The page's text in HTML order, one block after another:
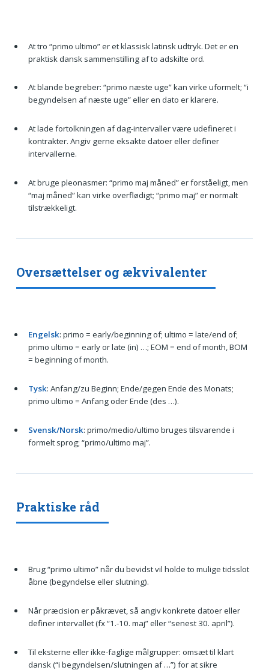
At tro “primo ultimo” er et klassisk latinsk udtryk. Det er en
praktisk dansk sammenstilling af to adskilte ord.
At blande begreber: “primo næste uge” kan virke uformelt; “i
begyndelsen af næste uge” eller en dato er klarere.
At lade fortolkningen af dag-intervaller være udefineret i
kontrakter. Angiv gerne eksakte datoer eller definer
intervallerne.
At bruge pleonasmer: “primo maj måned” er forståeligt, men
“maj måned” kan virke overflødigt; “primo maj” er normalt
tilstrækkeligt.
Oversættelser og ækvivalenter
Engelsk: primo = early/beginning of; ultimo = late/end of;
primo ultimo = early or late (in) …; EOM = end of month, BOM
= beginning of month.
Tysk: Anfang/zu Beginn; Ende/gegen Ende des Monats;
primo ultimo = Anfang oder Ende (des …).
Svensk/Norsk: primo/medio/ultimo bruges tilsvarende i
formelt sprog; “primo/ultimo maj”.
Praktiske råd
Brug “primo ultimo” når du bevidst vil holde to mulige tidsslot
åbne (begyndelse eller slutning).
Når præcision er påkrævet, så angiv konkrete datoer eller
definer intervallet (fx “1.-10. maj” eller “senest 30. april”).
Til eksterne eller ikke-faglige målgrupper: omsæt til klart
dansk (“i begyndelsen/slutningen af …”) for at sikre